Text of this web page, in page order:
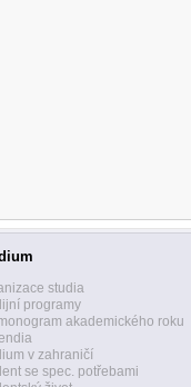
studia
programy
akademického roku
v zahraničí
se spec. potřebami